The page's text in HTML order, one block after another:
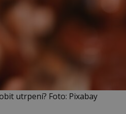
utrpení? Foto: Pixabay